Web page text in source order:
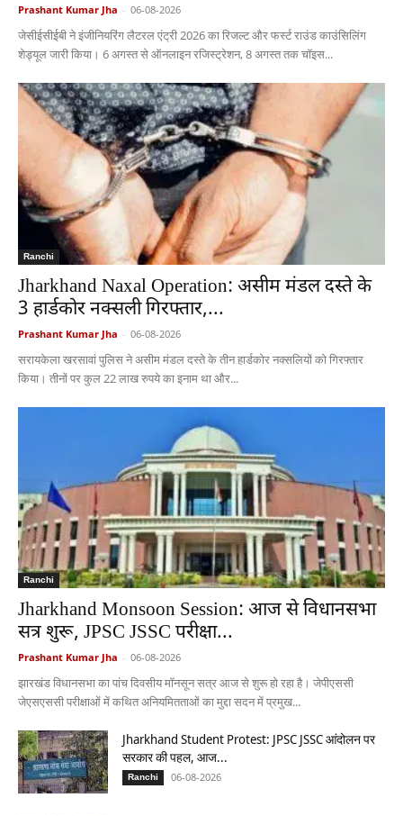
Prashant Kumar Jha - 06-08-2026
जेसीईसीईबी ने इंजीनियरिंग लैटरल एंट्री 2026 का रिजल्ट और फर्स्ट राउंड काउंसिलिंग
शेड्यूल जारी किया। 6 अगस्त से ऑनलाइन रजिस्ट्रेशन, 8 अगस्त तक चॉइस...
Ranchi
Jharkhand Naxal Operation: असीम मंडल दस्ते के
3 हार्डकोर नक्सली गिरफ्तार,...
Prashant Kumar Jha - 06-08-2026
सरायकेला खरसावां पुलिस ने असीम मंडल दस्ते के तीन हार्डकोर नक्सलियों को गिरफ्तार
किया। तीनों पर कुल 22 लाख रुपये का इनाम था और...
Ranchi
Jharkhand Monsoon Session: आज से विधानसभा
सत्र शुरू, JPSC JSSC परीक्षा...
Prashant Kumar Jha - 06-08-2026
झारखंड विधानसभा का पांच दिवसीय मॉनसून सत्र आज से शुरू हो रहा है। जेपीएससी
जेएसएससी परीक्षाओं में कथित अनियमितताओं का मुद्दा सदन में प्रमुख...
Jharkhand Student Protest: JPSC JSSC आंदोलन पर
सरकार की पहल, आज...
Ranchi 06-08-2026